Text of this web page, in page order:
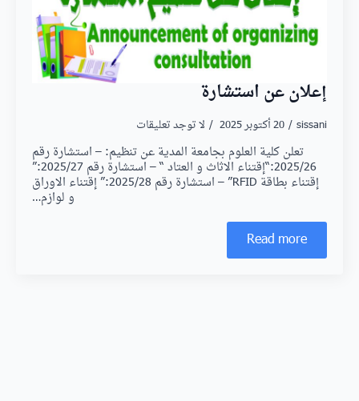
إعلان عن استشارة
sissani 20 أكتوبر 2025 لا توجد تعليقات
تعلن كلية العلوم بجامعة المدية عن تنظيم: – استشارة رقم
2025/26:“إقتناء الاثاث و العتاد “ – استشارة رقم 2025/27:”
إقتناء بطاقة RFID” – استشارة رقم 2025/28:” إقتناء الاوراق
و لوازم…
Read more